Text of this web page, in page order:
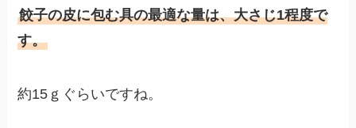
餃子の皮に包む具の最適な量は、大さじ1程度で
す。
約15ｇぐらいですね。